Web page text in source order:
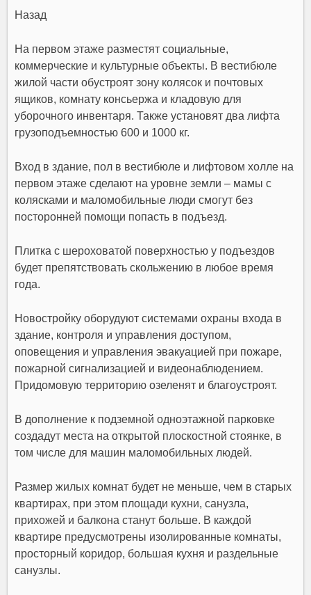
Назад
На первом этаже разместят социальные,
коммерческие и культурные объекты. В вестибюле
жилой части обустроят зону колясок и почтовых
ящиков, комнату консьержа и кладовую для
уборочного инвентаря. Также установят два лифта
грузоподъемностью 600 и 1000 кг.
Вход в здание, пол в вестибюле и лифтовом холле на
первом этаже сделают на уровне земли – мамы с
колясками и маломобильные люди смогут без
посторонней помощи попасть в подъезд.
Плитка с шероховатой поверхностью у подъездов
будет препятствовать скольжению в любое время
года.
Новостройку оборудуют системами охраны входа в
здание, контроля и управления доступом,
оповещения и управления эвакуацией при пожаре,
пожарной сигнализацией и видеонаблюдением.
Придомовую территорию озеленят и благоустроят.
В дополнение к подземной одноэтажной парковке
создадут места на открытой плоскостной стоянке, в
том числе для машин маломобильных людей.
Размер жилых комнат будет не меньше, чем в старых
квартирах, при этом площади кухни, санузла,
прихожей и балкона станут больше. В каждой
квартире предусмотрены изолированные комнаты,
просторный коридор, большая кухня и раздельные
санузлы.